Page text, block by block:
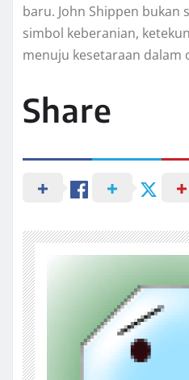
baru. John Shippen bukan
simbol keberanian,
menuju kesetaraan dalam
Share